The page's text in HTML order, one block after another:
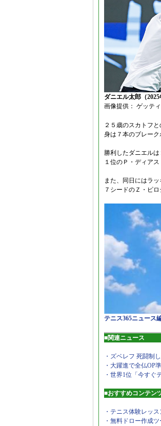
ダニエル太郎（2025
画像提供： ゲッテ
２５歳のスカトフ
身は７本のブレーク
勝利したダニエル
１位のＰ・ディア
また、同日にはラ
７シードのＺ・ピ
テニス365ニュース
■関連ニュース
・ズベレフ 死闘制
・大躍進で全仏OP
・世界1位「今すぐ
■おすすめコンテン
・テニス体験レッ
・無料ドロー作成